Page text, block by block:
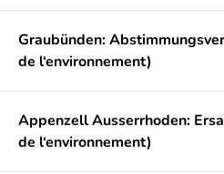
Graubünden:
de l‘environnement)
Appenzell Ausserrhoden:
de l‘environnement)